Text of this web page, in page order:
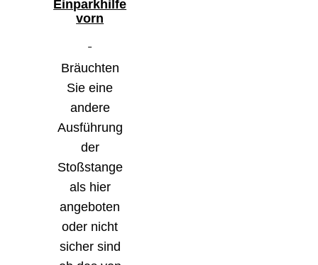
Einparkhilfe
vorn
Bräuchten
Sie eine
andere
Ausführung
der
Stoßstange
als hier
angeboten
oder nicht
sicher sind